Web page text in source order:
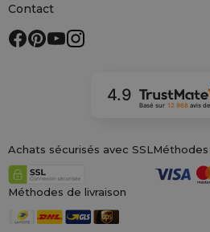
Contact
4.9
Basé sur 12 968avis
Achats sécurisés avec SSL
Méthodes de livraison